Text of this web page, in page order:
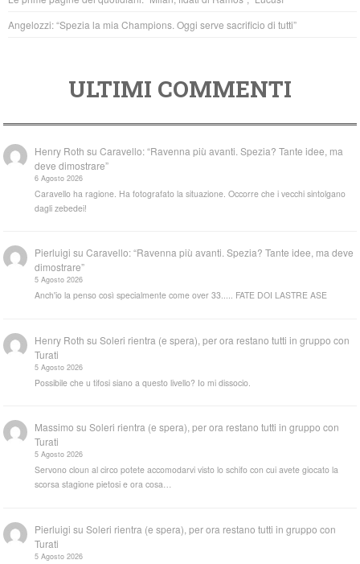
Angelozzi: “Spezia la mia Champions. Oggi serve sacrificio di tutti”
ULTIMI COMMENTI
Henry Roth suCaravello: “Ravenna più avanti. Spezia? Tante idee, ma
deve dimostrare”
6 Agosto 2026
Caravello ha ragione. Ha fotografato la situazione. Occorre che i vecchi sintolgano
dagli zebedei!
Pierluigi suCaravello: “Ravenna più avanti. Spezia? Tante idee, ma deve
dimostrare”
5 Agosto 2026
Anch'io la penso così specialmente come over 33..... FATE DOI LASTRE ASE
Henry Roth suSoleri rientra (e spera), per ora restano tutti in gruppo con
Turati
5 Agosto 2026
Possibile che u tifosi siano a questo livello? Io mi dissocio.
Massimo suSoleri rientra (e spera), per ora restano tutti in gruppo con
Turati
5 Agosto 2026
Servono cloun al circo potete accomodarvi visto lo schifo con cui avete giocato la
scorsa stagione pietosi e ora cosa…
Pierluigi suSoleri rientra (e spera), per ora restano tutti in gruppo con
Turati
5 Agosto 2026